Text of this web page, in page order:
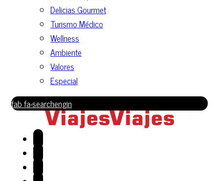
Delicias Gourmet
Turismo Médico
Wellness
Ambiente
Valores
Especial
fab fa-searchengin